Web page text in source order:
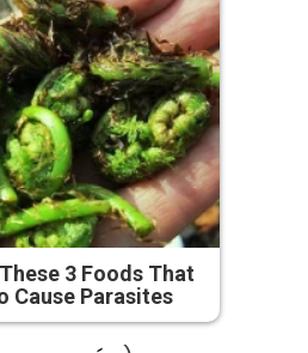
3 Foods That
Cause Parasites